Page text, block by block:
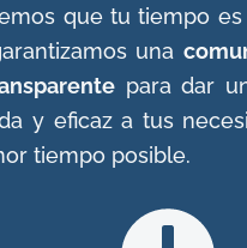
que tu tiempo
una
para dar
y eficaz a tus
tiempo posible.